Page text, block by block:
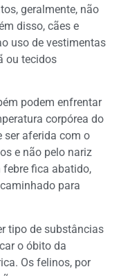
geralmente, não
disso, cães e
uso de vestimentas
ou tecidos
podem enfrentar
corpórea do
ser aferida com o
e não pelo nariz
fica abatido,
para
tipo de substâncias
o óbito da
Os felinos, por